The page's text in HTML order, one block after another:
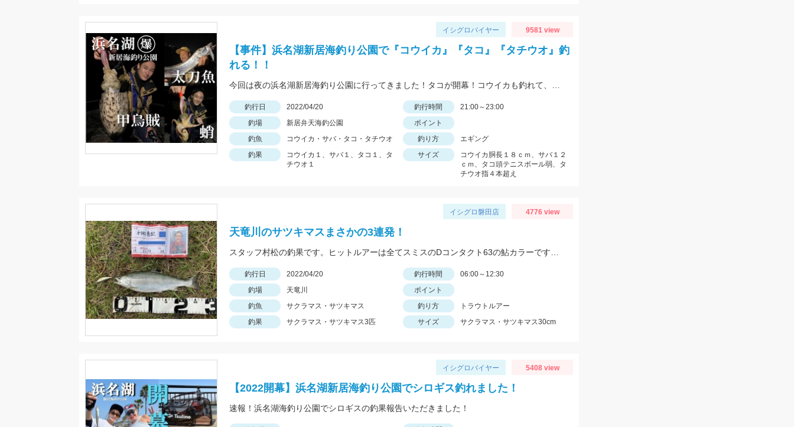
イシグロバイヤー 9581 view
【事件】浜名湖新居海釣り公園で『コウイカ』『タコ』『タチウオ』釣
れる！！
釣行日 2022/04/20 釣行時間
21:00～23:00
釣場
新居弁天海釣公園
ポイント
釣魚
コウイカ・サバ・タコ・タチウオ 釣り方
エギング
釣果
コウイカ１、サバ１、タコ１、タ
チウオ１
サイズ
コウイカ胴長１８ｃｍ、サバ１２
ｃｍ、タコ頭テニスボール弱、タ
チウオ指４本超え
イシグロ磐田店 4776 view
天竜川のサツキマスまさかの3連発！
釣行日 2022/04/20 釣行時間
06:00～12:30
釣場
天竜川
ポイント
釣魚
サクラマス・サツキマス 釣り方
トラウトルアー
釣果
サクラマス・サツキマス3匹 サイズ サクラマス・サツキマス30cm
イシグロバイヤー 5408 view
【2022開幕】浜名湖新居海釣り公園でシロギス釣れました！
速報！浜名湖海釣り公園でシロギスの釣果報告いただきました！